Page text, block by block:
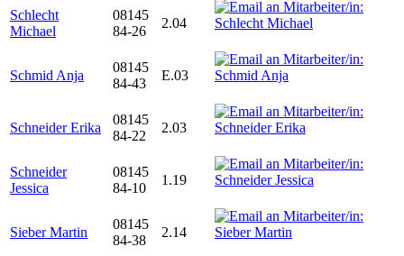
Schlecht
Michael
08145
84-26
2.04
Schmid Anja
08145
84-43
E.03
Schneider Erika
08145
84-22
2.03
Schneider
Jessica
08145
84-10
1.19
Sieber Martin
08145
84-38
2.14